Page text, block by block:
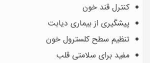
کنترل قند خون
پیشگیری از بیماری دیابت
تنظیم سطح کلسترول خون
مفید برای سلامتی قلب